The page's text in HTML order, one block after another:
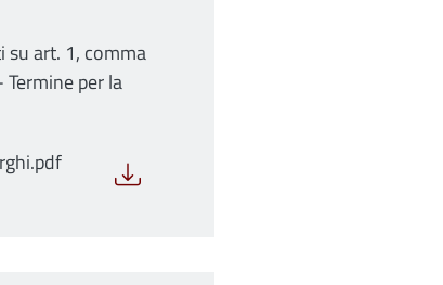
art. 1, comma
per la